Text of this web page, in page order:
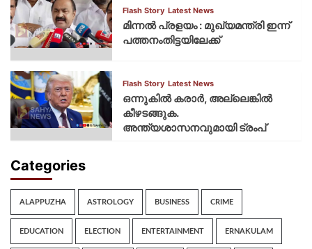
Flash Story Latest News
മിന്നല്‍ പ്രളയം : മുഖ്യമന്ത്രി ഇന്ന്
പത്തനംതിട്ടയിലേക്ക്
Flash Story Latest News
ഒന്നുകില്‍ കരാര്‍, അല്ലെങ്കില്‍
കീഴടങ്ങുക.
അന്ത്യശാസനവുമായി ട്രംപ്
Categories
ALAPPUZHA ASTROLOGY BUSINESS CRIME
EDUCATION ELECTION ENTERTAINMENT ERNAKULAM